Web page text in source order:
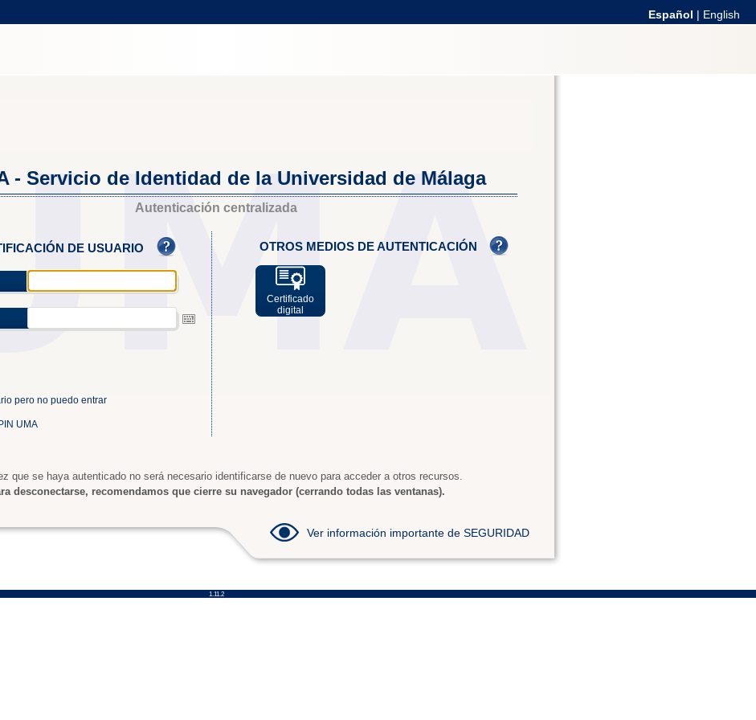
Español | English
- Servicio de Identidad de la Universidad de Málaga
Autenticación centralizada
DE USUARIO
pero no puedo entrar
UMA
OTROS MEDIOS DE AUTENTICACIÓN
Certificado
digital
que se haya autenticado no será necesario identificarse de nuevo para acceder a otros recursos.
desconectarse, recomendamos que cierre su navegador (cerrando todas las ventanas).
Ver información importante de SEGURIDAD
1.11.2